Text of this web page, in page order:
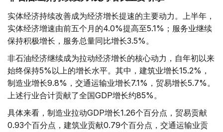
实体经济持续改善成为经济增长提速的主要动力。上半年，
实体经济增速由前五个月的4.0%提高至5.1%；服务业继续
保持积极增长，服务总量同比增长3.5%。
非石油经济继续成为拉动经济增长的核心动力，自年初以来
始终保持5%以上的增长水平。其中，建筑业增长15.2%，
制造业增长9.8%，交通运输业增长7.1%，贸易增长5.7%。
上述行业合计贡献了全国GDP增长约85%。
具体来看，制造业拉动GDP增长1.26个百分点，贸易贡献
0.93个百分点，建筑业贡献0.79个百分点，交通运输业贡